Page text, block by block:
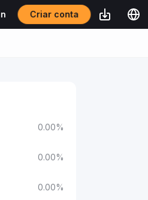
Criar conta
0.00%
0.00%
0.00%